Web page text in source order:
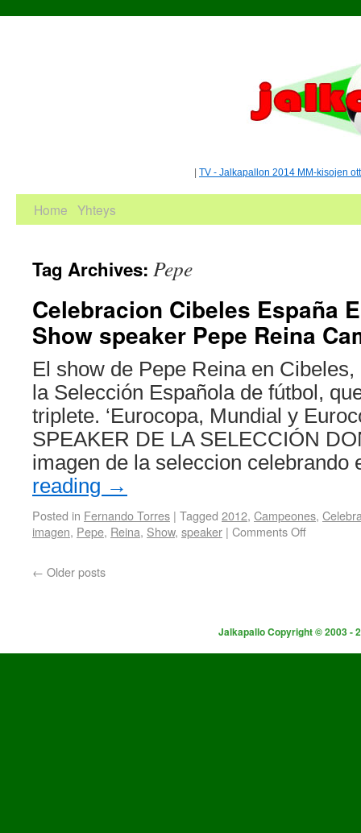
TV - Jalkapallon 2014 MM-kisojen
Home Yhteys
Tag Archives: Pepe
Celebracion Cibeles España
Show speaker Pepe Reina
El show de Pepe Reina en
la Selección Española de fútbol,
triplete. ‘Eurocopa, Mundial y
SPEAKER DE LA SELECCIÓN
imagen de la seleccion
reading →
Posted in Fernando Torres | Tagged 2012, Campeones,
imagen, Pepe, Reina, Show, speaker | Comments Off
← Older posts
Jalkapallo Copyright © 2003 -